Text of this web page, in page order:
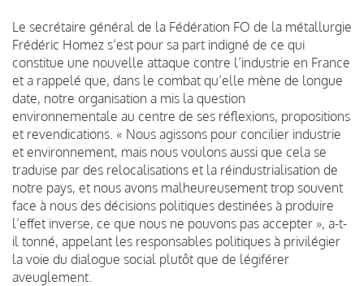
Le secrétaire général de la Fédération FO de la métallurgie
Frédéric Homez s’est pour sa part indigné de ce qui
constitue une nouvelle attaque contre l’industrie en France
et a rappelé que, dans le combat qu’elle mène de longue
date, notre organisation a mis la question
environnementale au centre de ses réflexions, propositions
et revendications. « Nous agissons pour concilier industrie
et environnement, mais nous voulons aussi que cela se
traduise par des relocalisations et la réindustrialisation de
notre pays, et nous avons malheureusement trop souvent
face à nous des décisions politiques destinées à produire
l’effet inverse, ce que nous ne pouvons pas accepter », a-t-
il tonné, appelant les responsables politiques à privilégier
la voie du dialogue social plutôt que de légiférer
aveuglement.